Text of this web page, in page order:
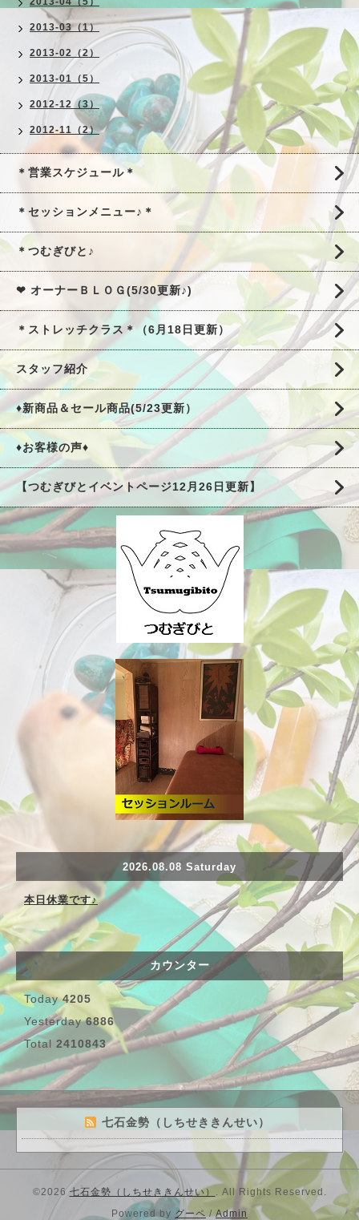
2013-03（1）
2013-02（2）
2013-01（5）
2012-12（3）
2012-11（2）
＊営業スケジュール＊
＊セッションメニュー♪＊
＊つむぎびと♪
❤ オーナーＢＬＯＧ(5/30更新♪)
＊ストレッチクラス＊（6月18日更新）
スタッフ紹介
♦新商品＆セール商品(5/23更新）
♦お客様の声♦
【つむぎびとイベントページ12月26日更新】
2026.08.08 Saturday
本日休業です♪
カウンター
Today4205
Yesterday6886
Total 2410843
七石金勢（しちせききんせい）
©2026 七石金勢（しちせききんせい）
. All Rights Reserved.
Powered by グーペ/Admin